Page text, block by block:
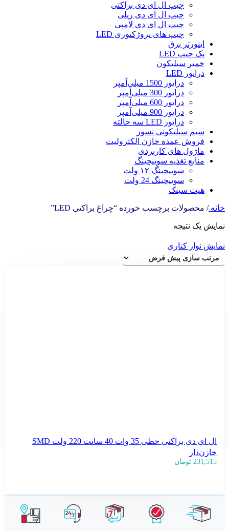
چیپ ال ای دی براکتی
چیپ ال ای دی ریلی
چیپ ال ای دی لامپی
چیپ‌ های پروژکتوری LED
اینورتر برق
پک چیپ LED
خمیر سیلیکون
درایور LED
درایور 1500 میلی‌آمپر
درایور 300 میلی‌آمپر
درایور 600 میلی‌آمپر
درایور 900 میلی‌آمپر
درایور LED سه حالته
سیم سیلیکونی نسوز
فروش عمده خازن الکترولیت
ماژول های کاربردی
منابع تغذیه سوییچینگ
سوییچینگ ۱۲ ولت
سوییچینگ 24 ولت
هیت سینک
خانه/ محصولات برچسب خورده “چراغ براکتی LED”
نمایش یک نتیجه
نمایش نوار کناری
ال ای دی براکتی خطی 35 وات 40 سانت 220 ولت SMD
خازن‌دار
231,515 تومان